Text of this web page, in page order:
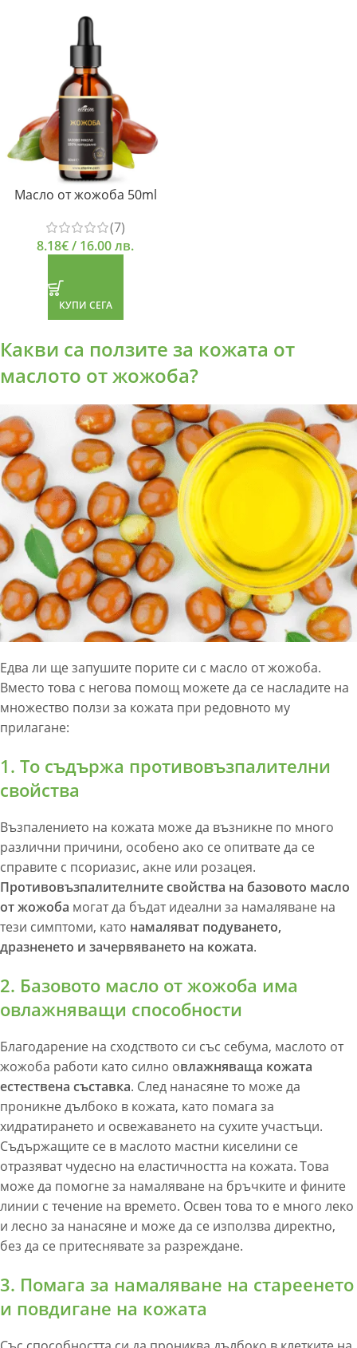
Масло от жожоба 50ml
(7)
8.18€/ 16.00 лв.
КУПИ СЕГА
Какви са ползите за кожата от
маслото от жожоба?
Едва ли ще запушите порите си с масло от жожоба.
Вместо това с негова помощ можете да се насладите на
множество ползи за кожата при редовното му
прилагане:
1. То съдържа противовъзпалителни
свойства
Възпалението на кожата може да възникне по много
различни причини, особено ако се опитвате да се
справите с псориазис, акне или розацея.
Противовъзпалителните свойства на базовото масло
от жожоба могат да бъдат идеални за намаляване на
тези симптоми, като намаляват подуването,
дразненето и зачервяването на кожата.
2. Базовото масло от жожоба има
овлажняващи способности
Благодарение на сходството си със себума, маслото от
жожоба работи като силно овлажняваща кожата
естествена съставка. След нанасяне то може да
проникне дълбоко в кожата, като помага за
хидратирането и освежаването на сухите участъци.
Съдържащите се в маслото мастни киселини се
отразяват чудесно на еластичността на кожата. Това
може да помогне за намаляване на бръчките и фините
линии с течение на времето. Освен това то е много леко
и лесно за нанасяне и може да се използва директно,
без да се притеснявате за разреждане.
3. Помага за намаляване на стареенето
и повдигане на кожата